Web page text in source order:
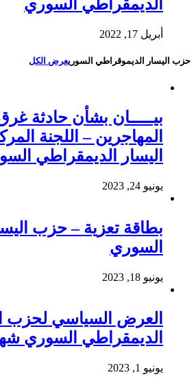
الديمقراطي السوري
أبريل 17, 2022
حزب اليسار الديموقراطي السوريعرض الكل
بيـــــان بشأن حادثة
المهاجرين – اللجنة
اليسار الديمقراطي
يونيو 24, 2023
بطاقة تعزية – حزب
السوري
يونيو 18, 2023
العرض السياسي لحزب
الديمقراطي السوري شهر
يونيو 1, 2023